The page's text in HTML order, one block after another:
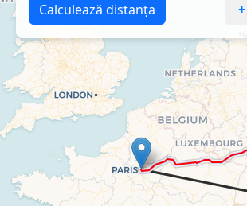
Calculează distanța +